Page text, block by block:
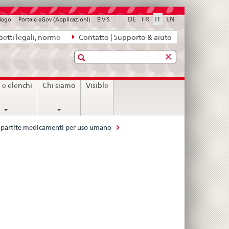
legali, norme Contatto | Supporto & aiuto
DE FR IT EN
Portale eGov (Applicazioni) ElViS
Ricerca
e elenchi Chi siamo Visible
medicamenti per uso umano